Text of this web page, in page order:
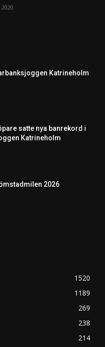
Katrineholm
satte nya banrekord i
Katrineholm
2026
1520
1189
269
238
214